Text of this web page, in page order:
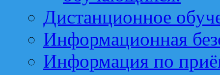
Дистанционное
Информационная
Информация по